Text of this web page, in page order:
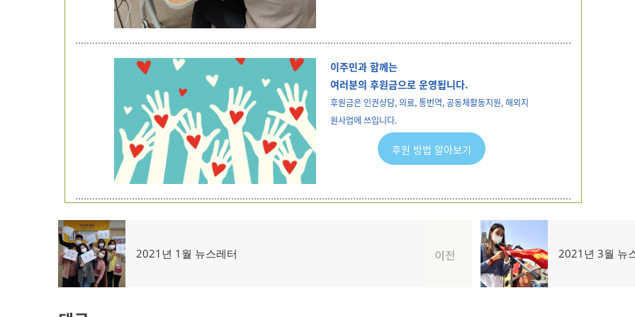
이주민과 함께는
여러분의 후원금으로 운영됩니다.
후원금은 인권상담, 의료, 통번역, 공동체활동지원, 해외지
원사업에 쓰입니다.
후원 방법 알아보기
글
탐
색
이전
이
2021년 1월 뉴스레터
다
2021년 3월 뉴